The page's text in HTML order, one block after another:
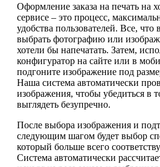
Оформление заказа на печать на
сервисе – это процесс,
удобства пользователей. Все, что
выбрать фотографию или
хотели бы напечатать. Затем,
конфигуратор на сайте или в
подгоните изображение под
Наша система автоматически
изображения, чтобы убедиться в
выглядеть безупречно.
После выбора изображения и
следующим шагом будет выбор
который больше всего
Система автоматически